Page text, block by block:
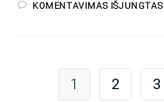
KOMENTAVIMAS IŠJUNGTAS
1 2 3